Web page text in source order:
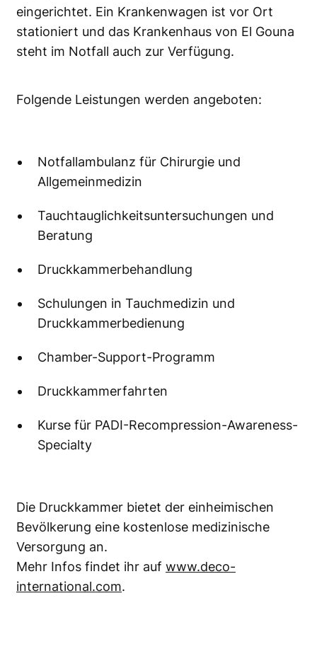
eingerichtet. Ein Krankenwagen ist vor Ort
stationiert und das Krankenhaus von El Gouna
steht im Notfall auch zur Verfügung.
Folgende Leistungen werden angeboten:
Notfallambulanz für Chirurgie und
Allgemeinmedizin
Tauchtauglichkeitsuntersuchungen und
Beratung
Druckkammerbehandlung
Schulungen in Tauchmedizin und
Druckkammerbedienung
Chamber-Support-Programm
Druckkammerfahrten
Kurse für PADI-Recompression-Awareness-
Specialty
Die Druckkammer bietet der einheimischen
Bevölkerung eine kostenlose medizinische
Versorgung an.
Mehr Infos findet ihr auf www.deco-
international.com.